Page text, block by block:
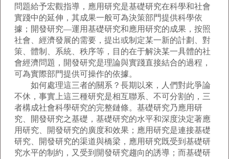
問題給予宏觀指導，應用研究是基礎研究在科學和社會
實踐中的延伸，其成果一般可為決策部門提供科學依
據；開發研究—運用基礎研究和應用研究的成果，按照
社會、經濟發展的需要，提出或制定某一新的計劃、對
策、體制、系統、秩序等，目的在于解決某一具體的社
會經濟問題，開發研究是理論與實踐直接結合的過程，
可為實際部門提供可操作的依據。
如何處理這三者的關系？長期以來，人們對此爭論
不休，事實上這三種研究是相互聯系、不可分割的，三
者構成社會科學研究的完整鏈條。基礎研究乃應用研
究、開發研究之基礎，基礎研究的水平和深度決定著應
用研究、開發研究的廣度和效果；應用研究是連接基礎
研究、開發研究的渠道與橋梁，應用研究既受到基礎研
究水平的制約，又受到開發研究趨向的誘導；而基礎研